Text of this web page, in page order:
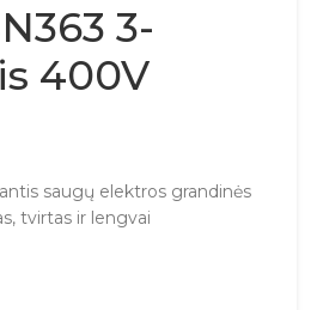
3-
400V
saugų elektros grandinės
tvirtas ir lengvai